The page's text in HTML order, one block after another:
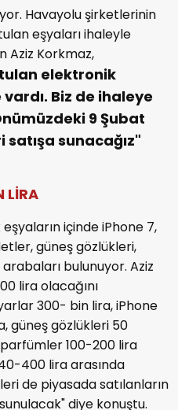
Havayolu şirketlerinin
eşyaları ihaleyle
Aziz Korkmaz,
elektronik
Biz de ihaleye
9 Şubat
sunacağız"
LİRA
içinde iPhone 7,
güneş gözlükleri,
bulunuyor. Aziz
lira olacağını
300- bin lira, iPhone
güneş gözlükleri 50
100-200 lira
400 lira arasında
de piyasada satılanların
diye konuştu.